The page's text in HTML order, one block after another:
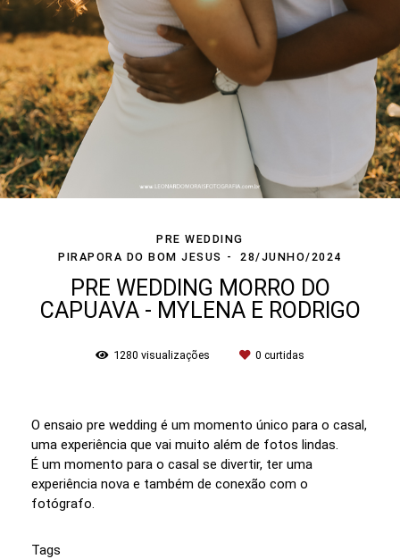
PRE WEDDING
PIRAPORA DO BOM JESUS
28/JUNHO/2024
PRE WEDDING MORRO DO
CAPUAVA - MYLENA E RODRIGO
1280 visualizações 0 curtidas
O ensaio pre wedding é um momento único para o casal,
uma experiência que vai muito além de fotos lindas.
É um momento para o casal se divertir, ter uma
experiência nova e também de conexão com o
fotógrafo.
Tags